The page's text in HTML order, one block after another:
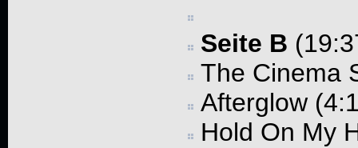
Seite B
The Cinema
Afterglow
Hold On My